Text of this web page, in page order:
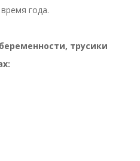
года.
трусики